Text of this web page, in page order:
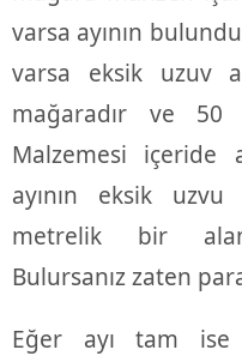
varsa ayının
varsa eksik uzuv
mağaradır ve
Malzemesi içeride
ayının eksik uzvu
metrelik bir
Bulursanız zaten
Eğer ayı tam ise